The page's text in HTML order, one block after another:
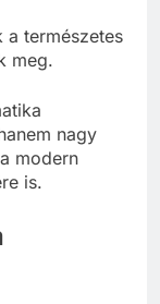
a természetes
meg.
nagy
modern
is.